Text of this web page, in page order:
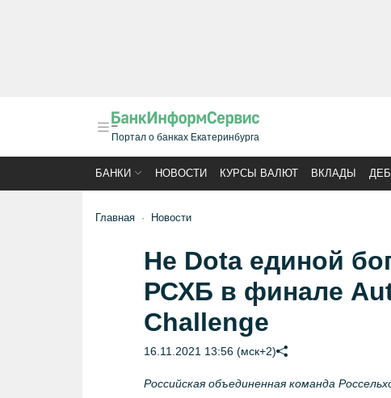
Портал о банках Екатеринбурга
БАНКИ НОВОСТИ КУРСЫ ВАЛЮТ ВКЛАДЫ
Главная Новости
Не Dota единой
РСХБ в финале
Challenge
16.11.2021 13:56 (мск+2)
Российская объединенная команда